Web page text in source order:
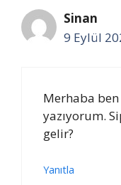
Sinan
9 Eylül
Merhaba
yazıyorum.
gelir?
Yanıtla